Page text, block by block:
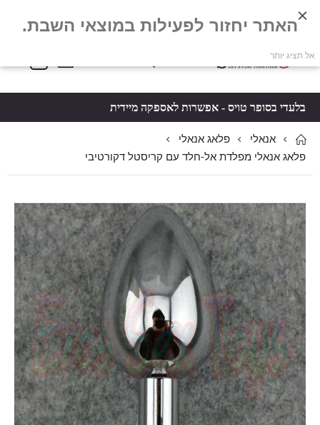
Toggle
סל קניות
בלעדי בסופר טויס - אפשרות לאספקה מיידית
אנאלי
פלאג אנאלי
פלאג אנאלי מפלדת אל-חלד עם קריסטל דקורטיבי
לדלג
לסוף
של
גלריית
תמונות
לדלג
להתחלה
של
גלריית
תמונות
האתר יחזור לפעילות במוצאי השבת.
אל תציג יותר